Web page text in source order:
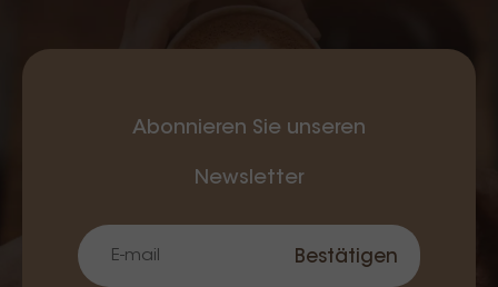
Abonnieren Sie unseren
Newsletter
Bestätigen